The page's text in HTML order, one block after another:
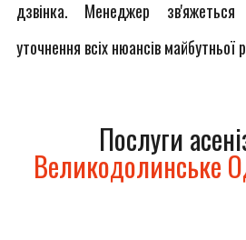
дзвінка. Менеджер
уточнення всіх нюансів майбутньої
Послуги
Великодолинське